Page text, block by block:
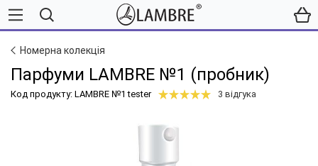
Номерна колекція
Парфуми LAMBRE №1 (пробник)
Код продукту: LAMBRE №1 tester 3 відгука